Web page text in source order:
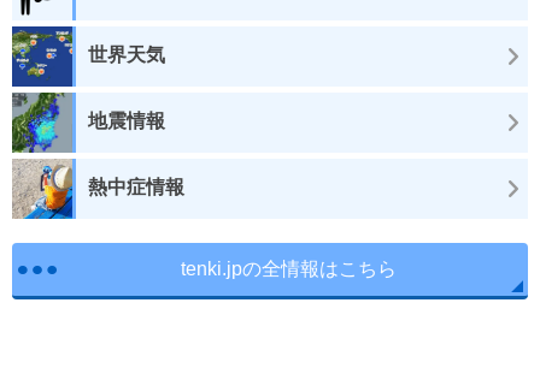
世界天気
地震情報
熱中症情報
tenki.jpの全情報はこちら